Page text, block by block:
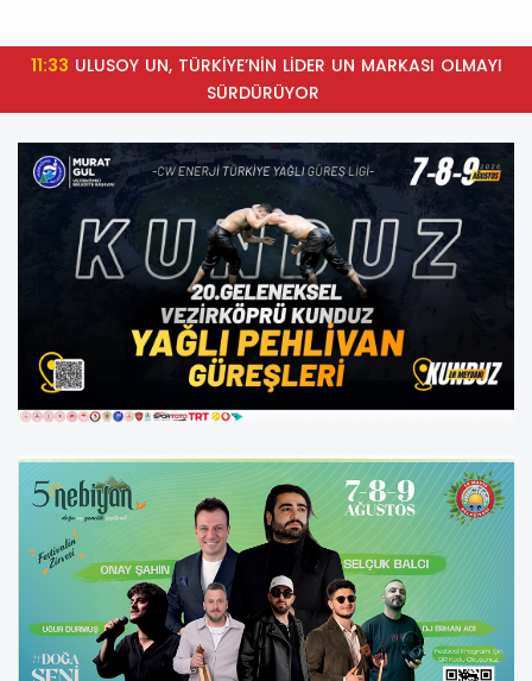
11:33
SÜRDÜRÜYOR